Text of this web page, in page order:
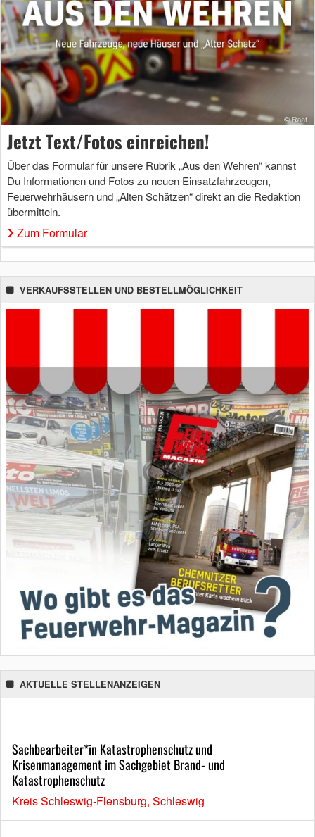
Jetzt Text/Fotos einreichen!
Über das Formular für unsere Rubrik „Aus den Wehren“ kannst
Du Informationen und Fotos zu neuen Einsatzfahrzeugen,
Feuerwehrhäusern und „Alten Schätzen“ direkt an die Redaktion
übermitteln.
Zum Formular
VERKAUFSSTELLEN UND BESTELLMÖGLICHKEIT
AKTUELLE STELLENANZEIGEN
Sachbearbeiter*in Katastrophenschutz und
Krisenmanagement im Sachgebiet Brand- und
Katastrophenschutz
Kreis Schleswig-Flensburg, Schleswig